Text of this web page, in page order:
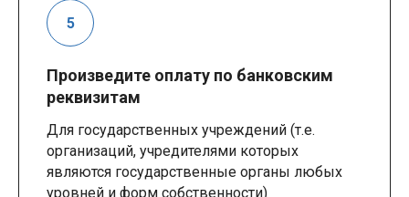
Произведите оплату по банковским
реквизитам
Для государственных учреждений (т.е.
организаций, учредителями которых
являются государственные органы любых
уровней и форм собственности)